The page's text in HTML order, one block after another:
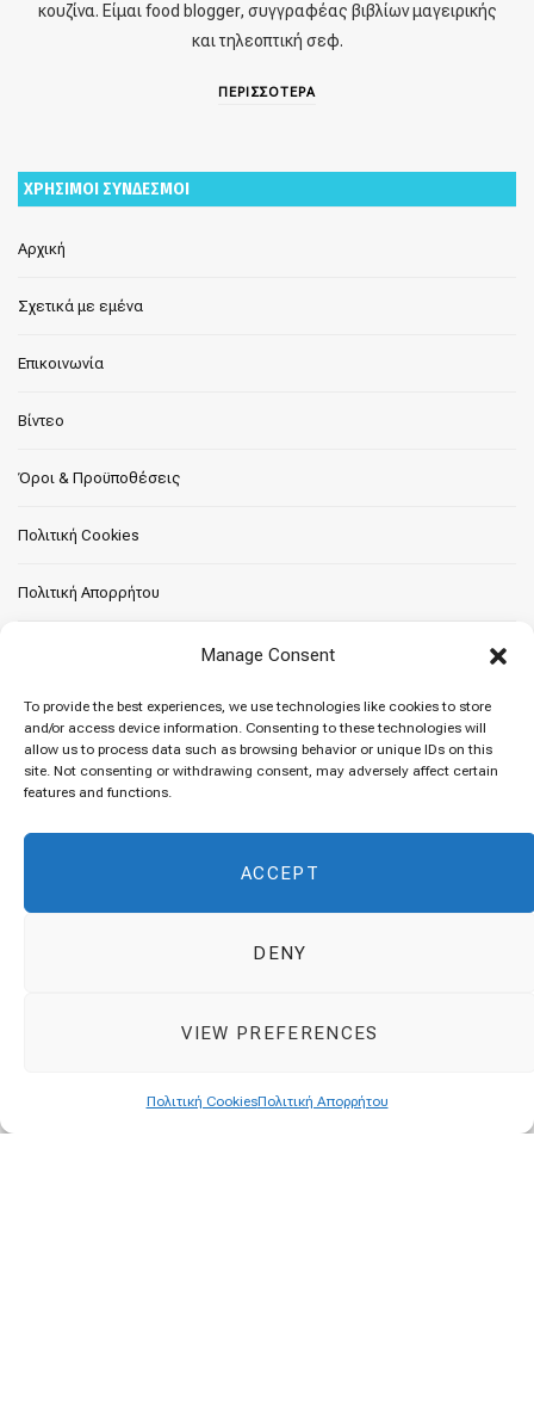
Manage Consent
To provide the best experiences, we use technologies like cookies to store
and/or access device information. Consenting to these technologies will
allow us to process data such as browsing behavior or unique IDs on this
site. Not consenting or withdrawing consent, may adversely affect certain
features and functions.
ACCEPT
DENY
VIEW PREFERENCES
Πολιτική CookiesΠολιτική Απορρήτου
κουζίνα. Είμαι food blogger, συγγραφέας βιβλίων μαγειρικής
και τηλεοπτική σεφ.
ΠΕΡΙΣΣΟΤΕΡΑ
ΧΡΗΣΙΜΟΙ ΣΥΝΔΕΣΜΟΙ
Αρχική
Σχετικά με εμένα
Επικοινωνία
Βίντεο
Όροι & Προϋποθέσεις
Πολιτική Cookies
Πολιτική Απορρήτου
ΠΡΟΣΦΑΤΕΣ ΣΥΝΤΑΓΕΣ
Κέικ σοκολάτας με κόκκινα φρούτα
9 Δεκεμβρίου 2025